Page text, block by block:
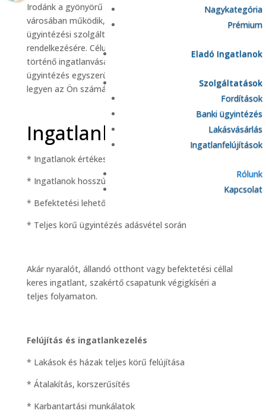
Nagykategória
Prémium
Eladó Ingatlanok
Szolgáltatások
Fordítások
Banki ügyintézés
Lakásvásárlás
Ingatlanfelújítások
Rólunk
Kapcsolat
Irodánk a gyönyörű Costa Blanca régióban, Torrevieja
városában működik, ahol teljes körű ingatlan- és
ügyintézési szolgáltatásokkal állunk ügyfeleink
rendelkezésére. Célunk, hogy a Spanyolországban
történő ingatlanvásárlás, bérlés, letelepedés és
ügyintézés egyszerű, biztonságos és gördülékeny
legyen az Ön számára.
Ingatlanközvetítés
* Ingatlanok értékesítése
* Ingatlanok hosszú és rövid távú bérbeadása
* Befektetési lehetőségek közvetítése
* Teljes körű ügyintézés adásvétel során
Akár nyaralót, állandó otthont vagy befektetési céllal
keres ingatlant, szakértő csapatunk végigkíséri a
teljes folyamaton.
Felújítás és ingatlankezelés
* Lakások és házak teljes körű felújítása
* Átalakítás, korszerűsítés
* Karbantartási munkálatok